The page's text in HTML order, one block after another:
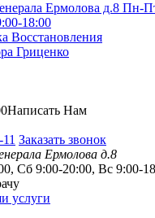
Ермолова д.8 Пн-
18:00
Восстановления
Гриценко
Написать Нам
Заказать звонок
Ермолова д.8
Сб 9:00-20:00, Вс 9:00-
услуги